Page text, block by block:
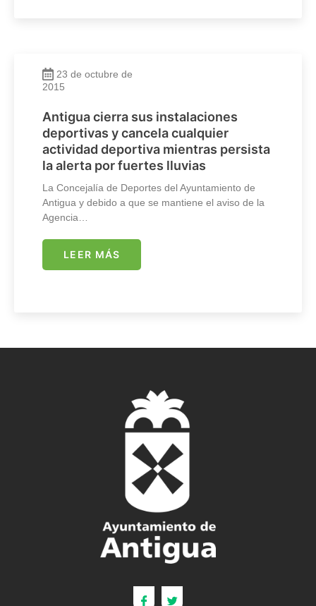
23 de octubre de
2015
Antigua cierra sus instalaciones
deportivas y cancela cualquier
actividad deportiva mientras persista
la alerta por fuertes lluvias
La Concejalía de Deportes del Ayuntamiento de
Antigua y debido a que se mantiene el aviso de la
Agencia…
LEER MÁS